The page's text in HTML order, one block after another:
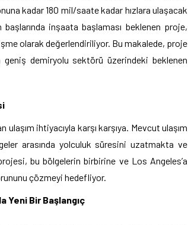
kadar 180 mil/saate kadar hızlara ulaşacak
başlarında inşaata başlaması beklenen proje,
olarak değerlendiriliyor. Bu makalede, proje
geniş demiryolu sektörü üzerindeki beklenen
ihtiyacıyla karşı karşıya. Mevcut ulaşım
arasında yolculuk süresini uzatmakta ve
bu bölgelerin birbirine ve Los Angeles’a
çözmeyi hedefliyor.
Yeni Bir Başlangıç